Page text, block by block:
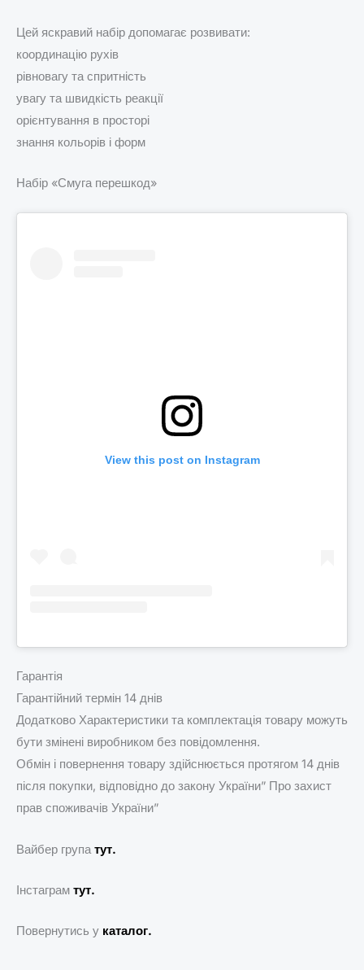
Цей яскравий набір допомагає розвивати:
координацію рухів
рівновагу та спритність
увагу та швидкість реакції
орієнтування в просторі
знання кольорів і форм
Набір «Смуга перешкод»
View this post on Instagram
Гарантія
Гарантійний термін 14 днів
Додатково Характеристики та комплектація товару можуть
бути змінені виробником без повідомлення.
Обмін і повернення товару здійснюється протягом 14 днів
після покупки, відповідно до закону України” Про захист
прав споживачів України”
Вайбер група тут.
Інстаграм тут.
Повернутись у каталог.